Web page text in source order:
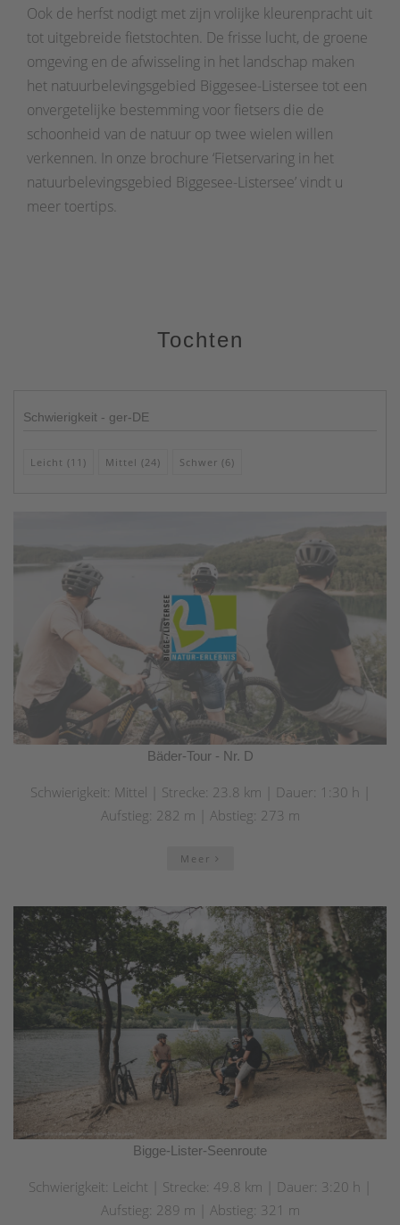
Ook de herfst nodigt met zijn vrolijke kleurenpracht uit
tot uitgebreide fietstochten. De frisse lucht, de groene
omgeving en de afwisseling in het landschap maken
het natuurbelevingsgebied Biggesee-Listersee tot een
onvergetelijke bestemming voor fietsers die de
schoonheid van de natuur op twee wielen willen
verkennen. In onze brochure ‘Fietservaring in het
natuurbelevingsgebied Biggesee-Listersee’ vindt u
meer toertips.
Tochten
Schwierigkeit - ger-DE
Leicht (11) Mittel (24) Schwer (6)
Bäder-Tour - Nr. D
Schwierigkeit: Mittel | Strecke: 23.8 km | Dauer: 1:30 h |
Aufstieg: 282 m | Abstieg: 273 m
Meer
Bigge-Lister-Seenroute
Schwierigkeit: Leicht | Strecke: 49.8 km | Dauer: 3:20 h |
Aufstieg: 289 m | Abstieg: 321 m